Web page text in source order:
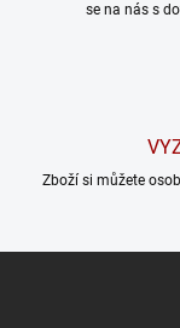
se na nás s
Zboží si můžete